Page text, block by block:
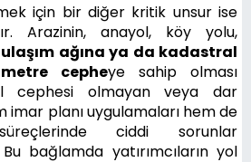
için bir diğer kritik unsur ise
Arazinin, anayol, köy yolu,
ulaşım ağına ya da kadastral
cepheye sahip olması
cephesi olmayan veya dar
imar planı uygulamaları hem de
ciddi sorunlar
bağlamda yatırımcıların yol